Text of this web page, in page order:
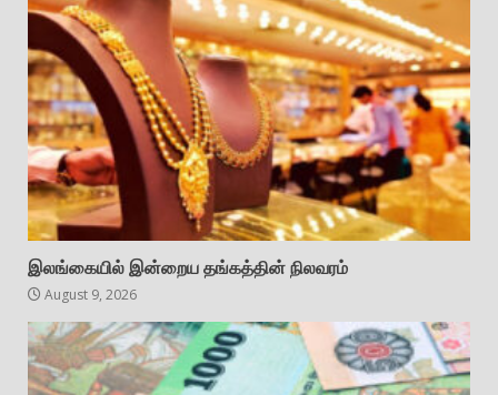
இலங்கையில் இன்றைய தங்கத்தின் நிலவரம்
August 9, 2026